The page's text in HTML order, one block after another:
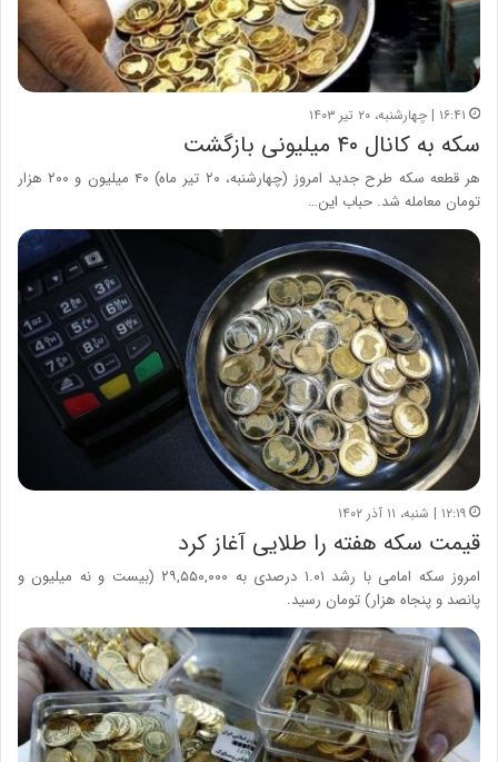
۱۶:۴۱ | چهارشنبه، ۲۰ تیر ۱۴۰۳
سکه به کانال ۴۰ میلیونی بازگشت
هر قطعه سکه طرح جدید امروز (چهارشنبه، ۲۰ تیر ماه) ۴۰ میلیون و ۲۰۰ هزار
تومان معامله شد. حباب این…
۱۲:۱۹ | شنبه، ۱۱ آذر ۱۴۰۲
قیمت سکه هفته را طلایی آغاز کرد
امروز سکه امامی با رشد ۱.۰۱ درصدی به ۲۹,۵۵۰,۰۰۰ (بیست و نه میلیون و
پانصد و پنجاه هزار) تومان رسید.